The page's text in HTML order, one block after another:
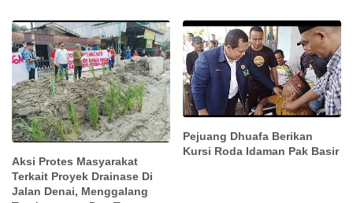
Aksi Protes Masyarakat
Terkait Proyek Drainase Di
Jalan Denai, Menggalang
Pejuang Dhuafa Berikan
Kursi Roda Idaman Pak Basir